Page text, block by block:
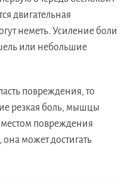
двигательная
неметь. Усиление боли
или небольшие
повреждения, то
резкая боль, мышцы
повреждения
может достигать